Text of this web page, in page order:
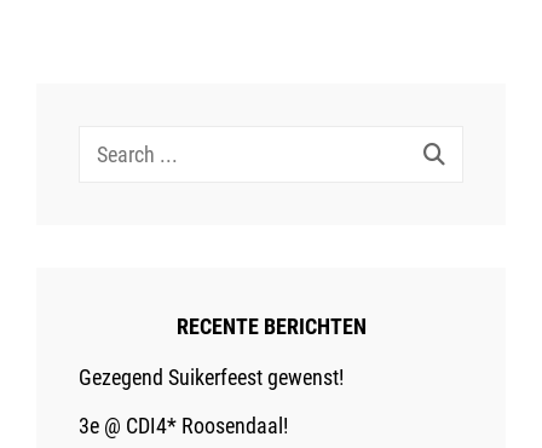
Search
RECENTE BERICHTEN
Gezegend Suikerfeest gewenst!
3e @ CDI4* Roosendaal!